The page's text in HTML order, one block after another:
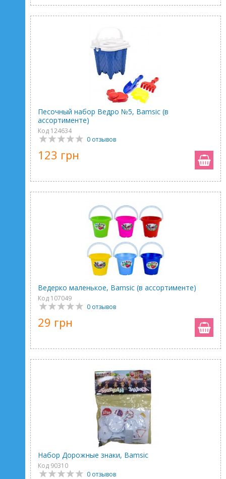
Песочный набор Ведро №5, Bamsic (в
ассортименте)
Код 124634
0 отзывов
123 грн
Ведерко маленькое, Bamsic (в ассортименте)
Код 107049
0 отзывов
29 грн
Набор Дорожные знаки, Bamsic
Код 90310
0 отзывов